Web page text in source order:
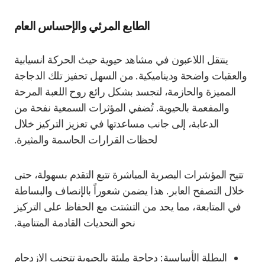
الطابع المرئي والإحساس العام
ينتقل اللاعبون في مشاهد حيوية حيث الحركة انسيابية
والعقبات واضحة وديناميكية. من السهل تحفيز تلك الدجاجة
المميزة والحازمة، لتجسد بشكل رائع روح اللعبة المرحة
والمفعمة بالحيوية. تُضفي المؤثرات السمعية نفحة من
الدعابة، إلى جانب مساعدتها في تعزيز التركيز خلال
لحظات القرارات الحاسمة والمثيرة.
تتيح المؤشرات البصرية المباشرة تتبع التقدم بسهولة، حتى
خلال التصفح العابر. هذا يضمن شعوراً بالإنصاف والبساطة
في المتابعة، مما يحد من التشتت مع الحفاظ على التركيز
نحو التحديات القادمة المتنامية.
البطلة الأساسية: دجاجة مليئة بالحيوية تتجنب الازدحام